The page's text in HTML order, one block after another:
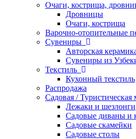
Очаги, кострища,
Дровницы
Очаги, кострища
Варочно-отопительные
Сувениры
Авторская
Сувениры из
Текстиль
Кухонный текстиль
Распродажа
Садовая / Туристическая
Лежаки и шезлонги
Садовые диваны и
Садовые скамейки
Садовые столы